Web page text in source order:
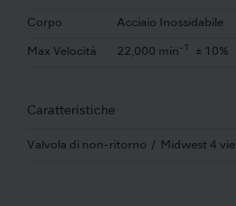
Corpo Acciaio Inossidabile
Max Velocità 22,000 min -1 ± 10%
Caratteristiche
Valvola di non-ritorno Midwest 4 vie